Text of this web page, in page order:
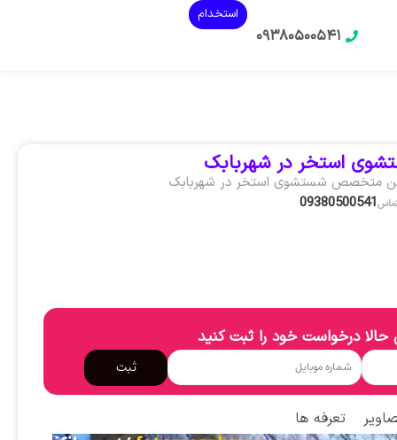
۰۹۳۸۰۵۰۰۵۴۱
استخدام
استخر در شهربابک
متخصص شستشوی استخر در شهربابک
09380500541
درخواست خود را ثبت کنید
ثبت
تعرفه ها